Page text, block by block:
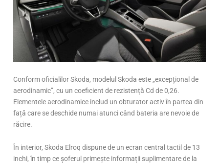
Conform oficialilor Skoda, modelul Skoda este „excepțional de
aerodinamic”, cu un coeficient de rezistență Cd de 0,26.
Elementele aerodinamice includ un obturator activ în partea din
față care se deschide numai atunci când bateria are nevoie de
răcire.
În interior, Skoda Elroq dispune de un ecran central tactil de 13
inchi, în timp ce șoferul primește informații suplimentare de la